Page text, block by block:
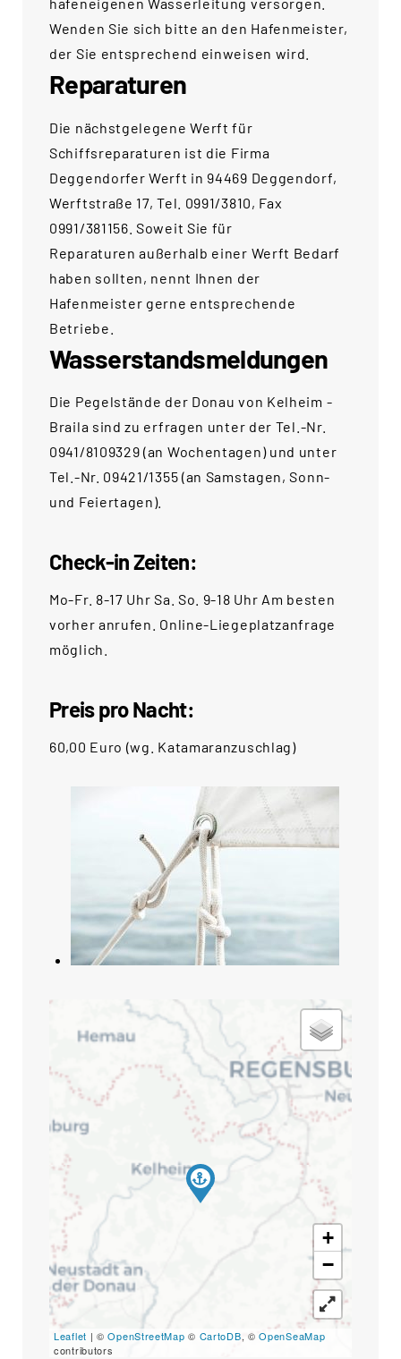
hafeneigenen Wasserleitung versorgen.
Wenden Sie sich bitte an den Hafenmeister,
der Sie entsprechend einweisen wird.
Reparaturen
Die nächstgelegene Werft für
Schiffsreparaturen ist die Firma
Deggendorfer Werft in 94469 Deggendorf,
Werftstraße 17, Tel. 0991/3810, Fax
0991/381156. Soweit Sie für
Reparaturen außerhalb einer Werft Bedarf
haben sollten, nennt Ihnen der
Hafenmeister gerne entsprechende
Betriebe.
Wasserstandsmeldungen
Die Pegelstände der Donau von Kelheim -
Braila sind zu erfragen unter der Tel.-Nr.
0941/8109329 (an Wochentagen) und unter
Tel.-Nr. 09421/1355 (an Samstagen, Sonn-
und Feiertagen).
Check-in Zeiten:
Mo-Fr. 8-17 Uhr Sa. So. 9-18 Uhr Am besten
vorher anrufen. Online-Liegeplatzanfrage
möglich.
Preis pro Nacht:
60,00 Euro (wg. Katamaranzuschlag)
+
−
Leaflet | ©OpenStreetMap © CartoDB, ©OpenSeaMap
contributors